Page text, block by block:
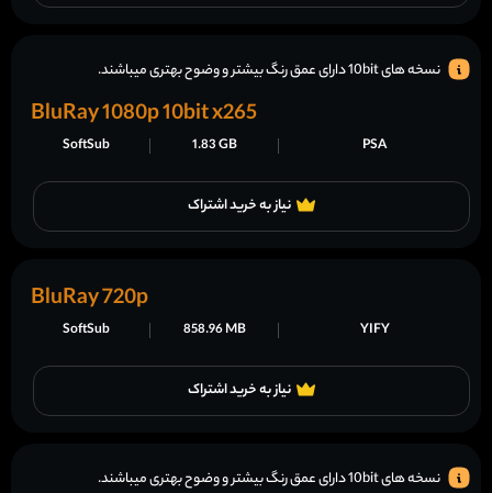
نیاز به خرید اشتراک
PSA
1.83 GB
SoftSub
BluRay 1080p 10bit x265
نسخه های 10bit دارای عمق رنگ بیشتر و وضوح بهتری میباشند.
نیاز به خرید اشتراک
YIFY
858.96 MB
SoftSub
BluRay 720p
نسخه های 10bit دارای عمق رنگ بیشتر و وضوح بهتری میباشند.